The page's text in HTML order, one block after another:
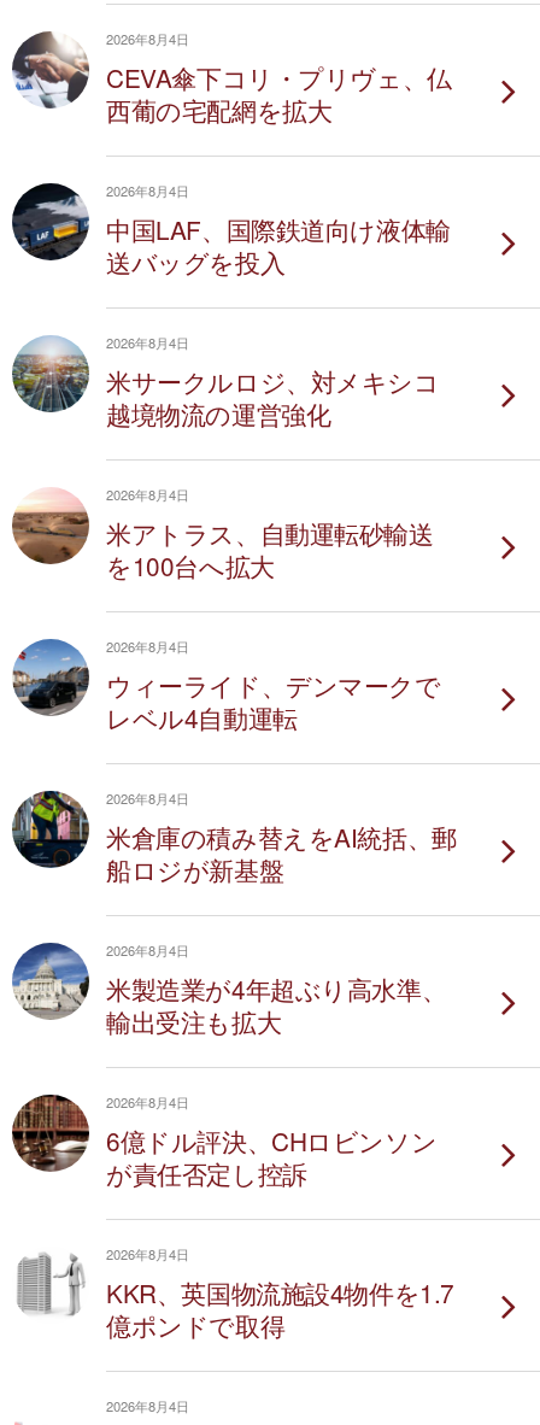
2026年8月4日
CEVA傘下コリ・プリヴェ、仏
西葡の宅配網を拡大
2026年8月4日
中国LAF、国際鉄道向け液体輸
送バッグを投入
2026年8月4日
米サークルロジ、対メキシコ
越境物流の運営強化
2026年8月4日
米アトラス、自動運転砂輸送
を100台へ拡大
2026年8月4日
ウィーライド、デンマークで
レベル4自動運転
2026年8月4日
米倉庫の積み替えをAI統括、郵
船ロジが新基盤
2026年8月4日
米製造業が4年超ぶり高水準、
輸出受注も拡大
2026年8月4日
6億ドル評決、CHロビンソン
が責任否定し控訴
2026年8月4日
KKR、英国物流施設4物件を1.7
億ポンドで取得
2026年8月4日